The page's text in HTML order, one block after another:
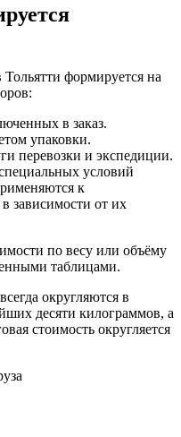
формируется на
в заказ.
упаковки.
перевозки и экспедиции.
условий
к
зависимости от их
по весу или объёму
таблицами.
округляются в
десяти килограммов, а
стоимость округляется